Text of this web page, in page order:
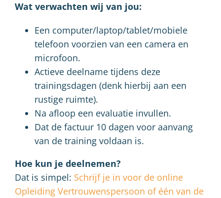
Wat verwachten wij van jou:
Een computer/laptop/tablet/mobiele
telefoon voorzien van een camera en
microfoon.
Actieve deelname tijdens deze
trainingsdagen (denk hierbij aan een
rustige ruimte).
Na afloop een evaluatie invullen.
Dat de factuur 10 dagen voor aanvang
van de training voldaan is.
Hoe kun je deelnemen?
Dat is simpel: Schrijf je in voor de online
Opleiding Vertrouwenspersoon of één van de